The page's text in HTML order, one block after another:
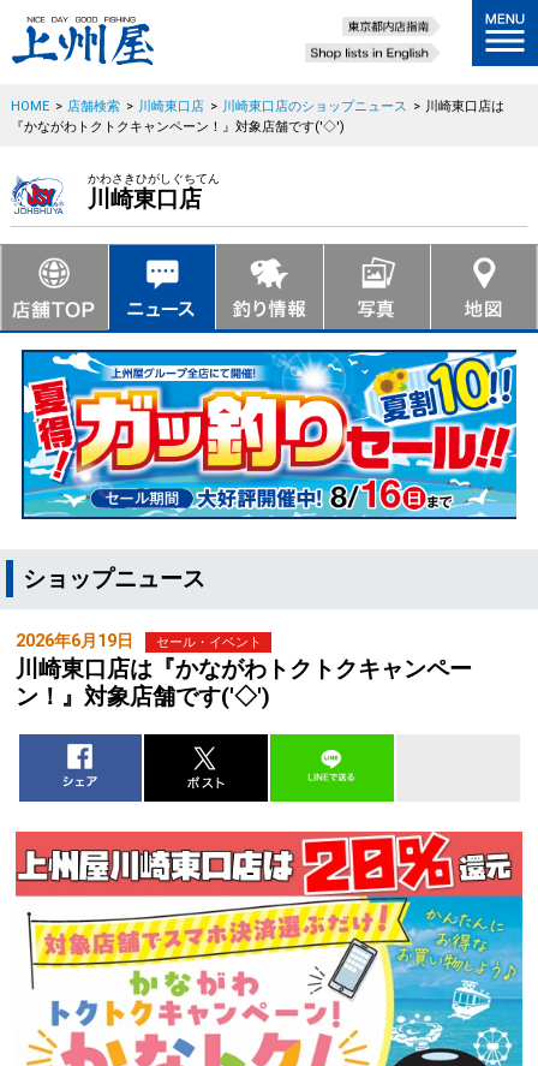
HOME > 店舗検索 > 川崎東口店 > 川崎東口店のショップニュース > 川崎東口店は
『かながわトクトクキャンペーン！』対象店舗です('◇')ゞ
かわさきひがしぐちてん
川崎東口店
ショップニュース
2026年6月19日 セール・イベント
川崎東口店は『かながわトクトクキャンペー
ン！』対象店舗です('◇')ゞ